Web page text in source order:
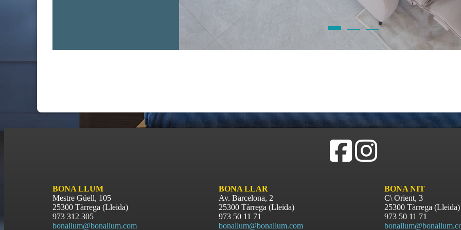
BONA LLUM
Mestre Güell, 105
25300 Tàrrega (Lleida)
973 312 305
bonallum@bonallum.com
BONA LLAR
Av. Barcelona, 2
25300 Tàrrega (Lleida)
973 50 11 71
bonallum@bonallum.com
BONA NIT
C\ Orient, 3
25300 Tàrrega (Lleida)
973 50 11 71